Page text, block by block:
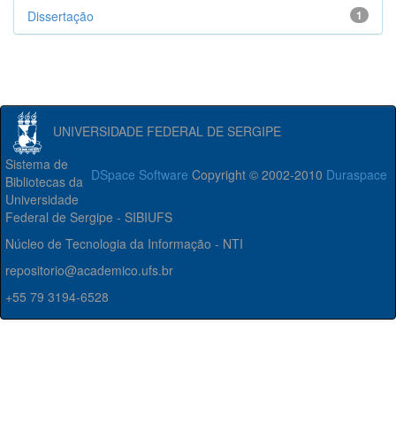
1
Dissertação
UNIVERSIDADE FEDERAL DE SERGIPE
DSpace Software Copyright © 2002-2010 Duraspace
Sistema de
Bibliotecas da
Universidade
Federal de Sergipe - SIBIUFS
Núcleo de Tecnologia da Informação - NTI
repositorio@academico.ufs.br
+55 79 3194-6528